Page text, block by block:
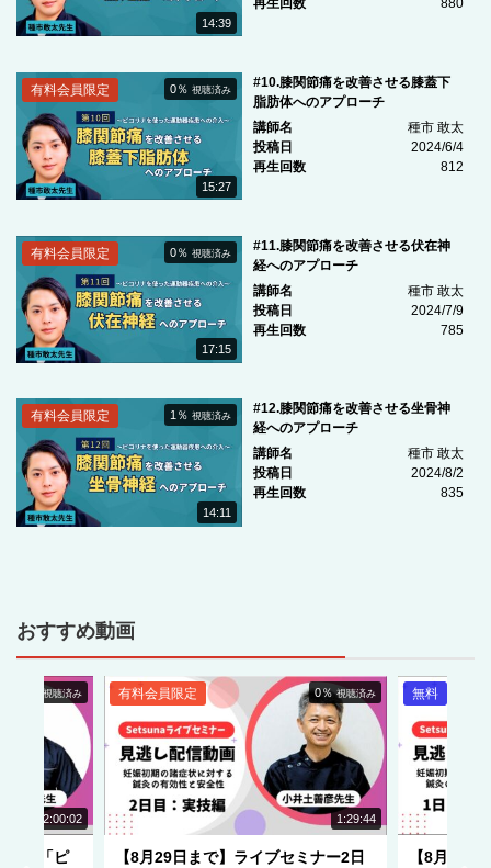
14:39
再生回数 880
15:27
0％視聴済み
有料会員限定
#10.膝関節痛を改善させる膝蓋下
脂肪体へのアプローチ
講師名
種市 敢太
投稿日
2024/6/4
再生回数
812
17:15
0％視聴済み
有料会員限定
#11.膝関節痛を改善させる伏在神
経へのアプローチ
講師名
種市 敢太
投稿日
2024/7/9
再生回数
785
14:11
1％視聴済み
有料会員限定
#12.膝関節痛を改善させる坐骨神
経へのアプローチ
講師名
種市 敢太
投稿日
2024/8/2
再生回数
835
おすすめ動画
1:29:44
0％ 視聴済み
有料会員限定
NEW
【8月29日まで】ライブセミナー2日
無料
【8月29日まで